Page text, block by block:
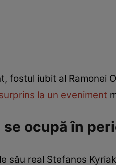
fostul iubit al Ramonei
la un eveniment
se ocupă în
său real Stefanos